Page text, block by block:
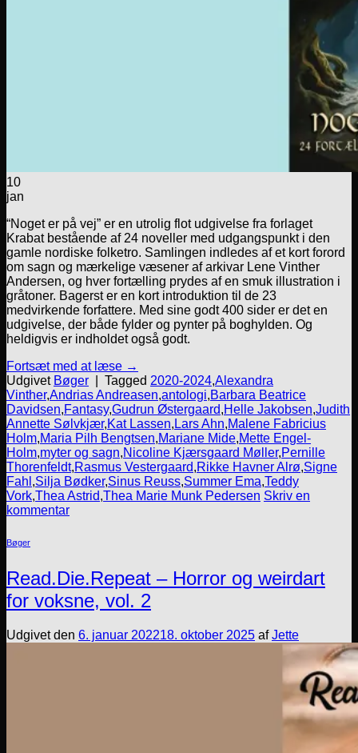
10
jan
“Noget er på vej” er en utrolig flot udgivelse fra forlaget
Krabat bestående af 24 noveller med udgangspunkt i den
gamle nordiske folketro. Samlingen indledes af et kort forord
om sagn og mærkelige væsener af arkivar Lene Vinther
Andersen, og hver fortælling prydes af en smuk illustration i
gråtoner. Bagerst er en kort introduktion til de 23
medvirkende forfattere. Med sine godt 400 sider er det en
udgivelse, der både fylder og pynter på boghylden. Og
heldigvis er indholdet også godt.
Fortsæt med at læse →
Udgivet Bøger Tagged 2020-2024,Alexandra
Vinther,Andrias Andreasen,antologi,Barbara Beatrice
Davidsen,Fantasy,Gudrun Østergaard,Helle Jakobsen,Judith
Annette Sølvkjær,Kat Lassen, Lars Ahn,Malene Fabricius
Holm,Maria Pilh Bengtsen,Mariane Mide,Mette Engel-
Holm,myter og sagn,Nicoline Kjærsgaard Møller,Pernille
Thorenfeldt,Rasmus Vestergaard,Rikke Havner Alrø,Signe
Fahl ,Silja Bødker,Sinus Reuss,Summer Ema,Teddy
Vork,Thea Astrid,Thea Marie Munk Pedersen Skriv en
kommentar
Bøger
Read.Die.Repeat – Horror og weirdart
for voksne, vol. 2
Udgivet den 6. januar 202218. oktober 2025 afJette